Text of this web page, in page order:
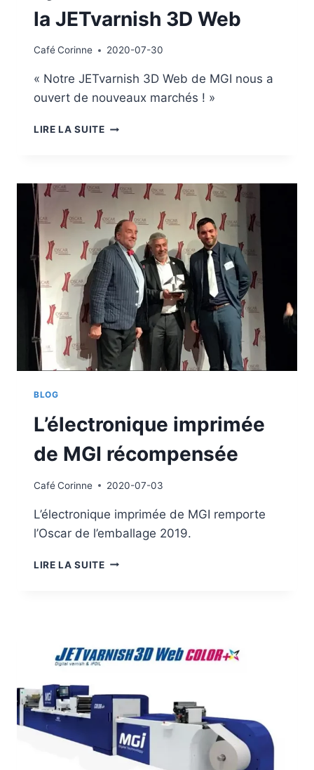
la JETvarnish 3D Web
CaféCorinne 2020-07-30
« Notre JETvarnish 3D Web de MGI nous a
ouvert de nouveaux marchés ! »
LIRE LA SUITEPYRAMIDOR
3D
WEB
BLOG
L’électronique imprimée
de MGI récompensée
CaféCorinne 2020-07-03
L’électronique imprimée de MGI remporte
l’Oscar de l’emballage 2019.
LIRE LA SUITEL’ÉLECTRONIQUE